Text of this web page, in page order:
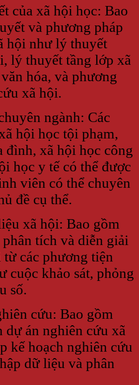
của xã hội học: Bao
và phương pháp
hội như lý thuyết
lý thuyết tầng lớp xã
hóa, và phương
xã hội.
ngành: Các
hội học tội phạm,
đình, xã hội học công
học y tế có thể được
viên có thể chuyên
đề cụ thể.
xã hội: Bao gồm
tích và diễn giải
các phương tiện
cuộc khảo sát, phỏng
số.
cứu: Bao gồm
dự án nghiên cứu xã
kế hoạch nghiên cứu
dữ liệu và phân